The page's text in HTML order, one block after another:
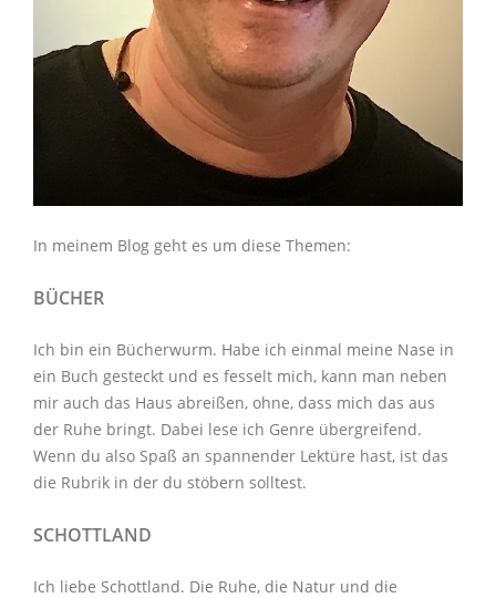
In meinem Blog geht es um diese Themen:
BÜCHER
Ich bin ein Bücherwurm. Habe ich einmal meine Nase in
ein Buch gesteckt und es fesselt mich, kann man neben
mir auch das Haus abreißen, ohne, dass mich das aus
der Ruhe bringt. Dabei lese ich Genre übergreifend.
Wenn du also Spaß an spannender Lektüre hast, ist das
die Rubrik in der du stöbern solltest.
SCHOTTLAND
Ich liebe Schottland. Die Ruhe, die Natur und die